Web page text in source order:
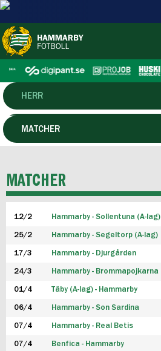
HERR
DAM
P19
F19
FUTSAL HERR
FUTSAL DAM
MATCHER
MATCHER
12/2 Hammarby - Sollentuna (A-lag)
25/2 Hammarby - Segeltorp (A-lag)
17/3 Hammarby - Djurgården
24/3 Hammarby - Brommapojkarna
01/4 Täby (A-lag) - Hammarby
06/4 Hammarby - Son Sardina
07/4 Hammarby - Real Betis
07/4 Benfica - Hammarby